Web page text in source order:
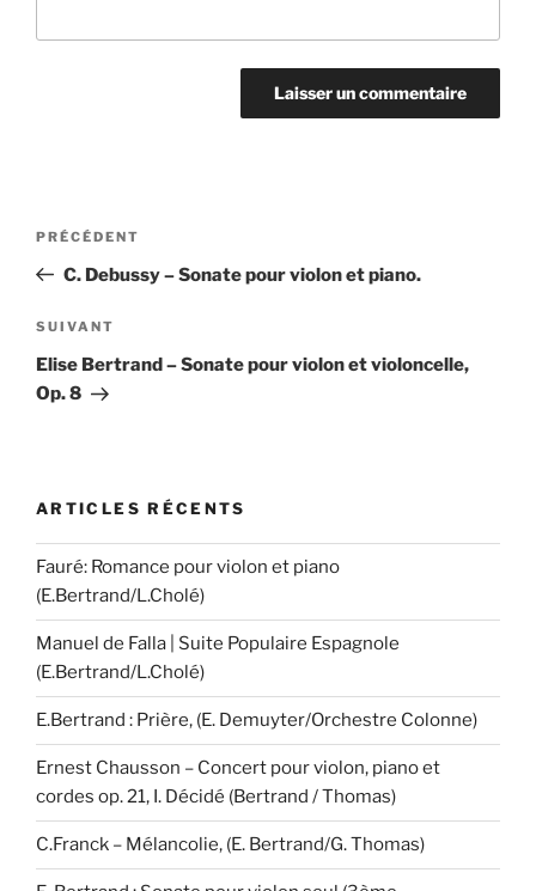
Navigation
l’article
Article
précédent
PRÉCÉDENT
C. Debussy – Sonate pour violon et piano.
Article
suivant
SUIVANT
Elise Bertrand – Sonate pour violon et violoncelle,
Op. 8
ARTICLES RÉCENTS
Fauré: Romance pour violon et piano
(E.Bertrand/L.Cholé)
Manuel de Falla | Suite Populaire Espagnole
(E.Bertrand/L.Cholé)
E.Bertrand : Prière, (E. Demuyter/Orchestre Colonne)
Ernest Chausson – Concert pour violon, piano et
cordes op. 21, I. Décidé (Bertrand / Thomas)
C.Franck – Mélancolie, (E. Bertrand/G. Thomas)